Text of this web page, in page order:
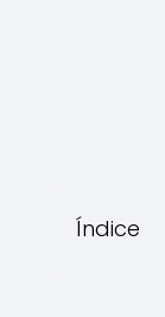
Índice